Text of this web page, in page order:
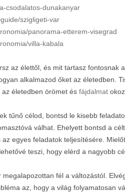
csodalatos-dunakanyar
szigligeti-var
panorama-etterem-visegrad
villa-kabala
az élettől, és mit tartasz fontosnak
alkalmazod őket az életedben.
életedben örömet és fájdalmat
tűnő célod, bontsd le kisebb
válhat. Ehelyett bontsd a
egyes feladatok teljesítésére.
teszi, hogy elérd a nagyobb
fél a változástól.
az, hogy a világ folyamatosan